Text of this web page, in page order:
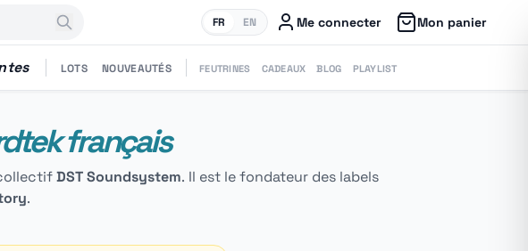
FR EN Me connecter Mon panier
LOTS NOUVEAUTÉS FEUTRINES CADEAUX BLOG PLAYLIST
français
DST Soundsystem. Il est le fondateur des labels
.